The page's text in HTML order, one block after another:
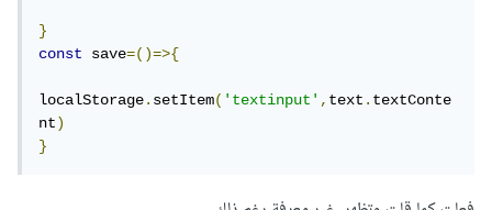
}
const
save=()=>{
localStorage.setItem('textinput',text.textConte
nt)
}